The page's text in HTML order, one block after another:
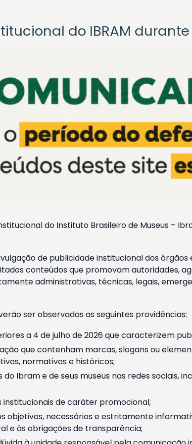
do IBRAM
do Instituto Brasileiro de Museus –
de publicidade institucional dos
conteúdos que promovam autoridades,
administrativas, técnicas, legais,
ser observadas as seguintes providências:
a 4 de julho de 2026 que caracterizem
que contenham marcas, slogans ou
normativos e históricos;
Ibram e de seus museus nas redes sociais,
institucionais de caráter promocional;
objetivos, necessários e estritamente
e às obrigações de transparência;